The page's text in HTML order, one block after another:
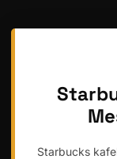
Starbucks